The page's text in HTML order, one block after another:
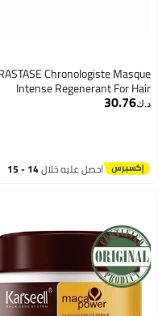
KERASTASE Chronologiste
Intense Regenerant For
Weakened By Signs Of Aging
30.76
احصل عليه خلال 14 - 15